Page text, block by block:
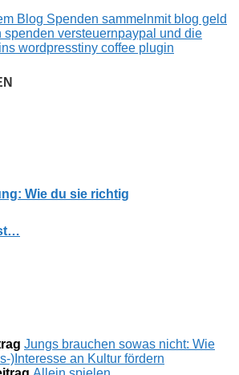
Blog Spenden sammelnmit blog geld
spenden versteuernpaypal und die
wordpresstiny coffee plugin
Wie du sie richtig
Jungs brauchen sowas nicht: Wie
)Interesse an Kultur fördern